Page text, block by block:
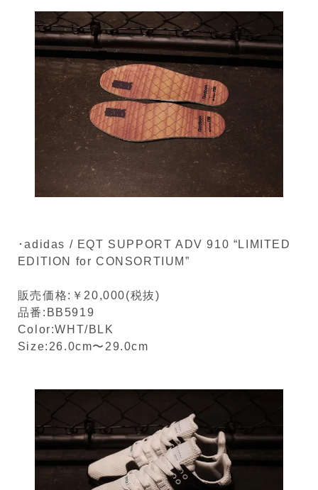
･adidas / EQT SUPPORT ADV 910 “LIMITED
EDITION for CONSORTIUM”
販売価格:￥20,000(税抜)
品番:BB5919
Color:WHT/BLK
Size:26.0cm〜29.0cm